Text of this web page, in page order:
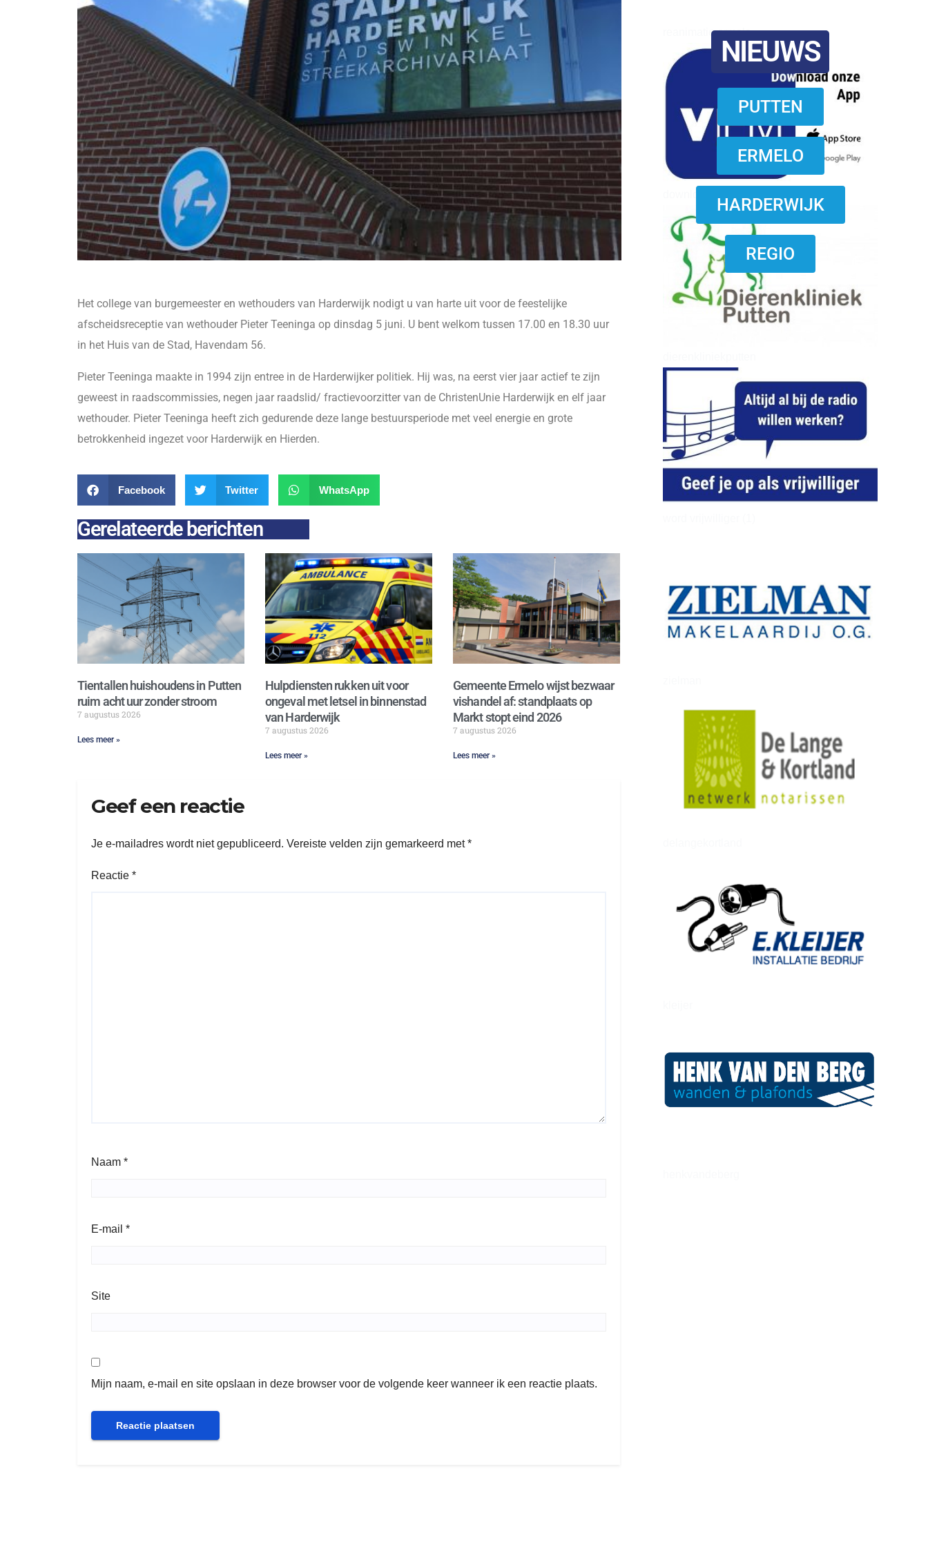
reanimatie ermelo
NIEUWS
PUTTEN
ERMELO
HARDERWIJK
REGIO
Het college van burgemeester en wethouders van Harderwijk nodigt u van harte uit voor de feestelijke
afscheidsreceptie van wethouder Pieter Teeninga op dinsdag 5 juni. U bent welkom tussen 17.00 en 18.30 uur
in het Huis van de Stad, Havendam 56.
Pieter Teeninga maakte in 1994 zijn entree in de Harderwijker politiek. Hij was, na eerst vier jaar actief te zijn
geweest in raadscommissies, negen jaar raadslid/ fractievoorzitter van de ChristenUnie Harderwijk en elf jaar
wethouder. Pieter Teeninga heeft zich gedurende deze lange bestuursperiode met veel energie en grote
betrokkenheid ingezet voor Harderwijk en Hierden.
Facebook Twitter WhatsApp
Gerelateerde berichten
Tientallen huishoudens in Putten
ruim acht uur zonder stroom
7 augustus 2026
Lees meer »
Hulpdiensten rukken uit voor
ongeval met letsel in binnenstad
van Harderwijk
7 augustus 2026
Lees meer »
Gemeente Ermelo wijst bezwaar
vishandel af: standplaats op
Markt stopt eind 2026
7 augustus 2026
Lees meer »
Geef een reactie
Je e-mailadres wordt niet gepubliceerd. Vereiste velden zijn gemarkeerd met*
Reactie *
Naam *
E-mail *
Site
Mijn naam, e-mail en site opslaan in deze browser voor de volgende keer wanneer ik een reactie plaats.